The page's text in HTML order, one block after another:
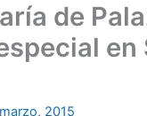
de
en
2015